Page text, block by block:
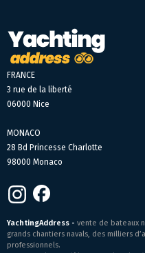
FRANCE
3 rue de la liberté
06000 Nice
MONACO
28 Bd Princesse Charlotte
98000 Monaco
YachtingAddress - vente de bateaux
grands chantiers navals, des milliers
professionnels.